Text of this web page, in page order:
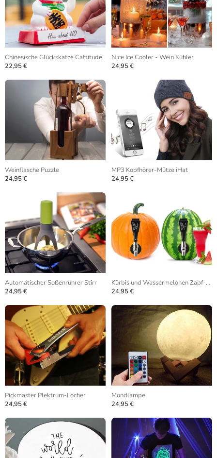
Chinesische Glückskatze Cattitude
22,95 €
Nice Ice Cooler - Wein Kühler
24,95 €
Weinflasche Puzzle
24,95 €
MP3 Kopfhörer-Mütze iHat
24,95 €
Automatischer Soßenrührer Stirr
24,95 €
Kürbis und Wassermelonen Zapf-Anlage
24,95 €
Pickmaster Plektrum-Locher
24,95 €
Mondlampe
24,95 €